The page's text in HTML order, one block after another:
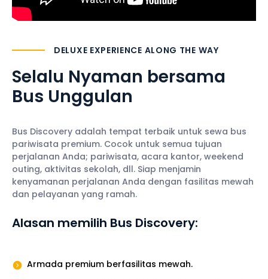
DELUXE EXPERIENCE ALONG THE WAY
Selalu Nyaman bersama
Bus Unggulan
Bus Discovery adalah tempat terbaik untuk sewa bus
pariwisata premium. Cocok untuk semua tujuan
perjalanan Anda; pariwisata, acara kantor, weekend
outing, aktivitas sekolah, dll. Siap menjamin
kenyamanan perjalanan Anda dengan fasilitas mewah
dan pelayanan yang ramah.
Alasan memilih Bus Discovery:
Armada premium berfasilitas mewah.